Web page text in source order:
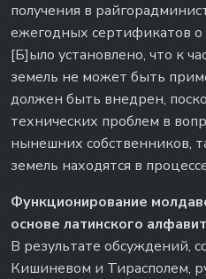
получения в
ежегодных сертификатов
[Б]ыло установлено, что к
земель не может быть
должен быть внедрен,
технических проблем в
нынешних собственников,
земель находятся в
Функционирование
основе латинского
В результате обсуждений,
Кишиневом и Тирасполем,